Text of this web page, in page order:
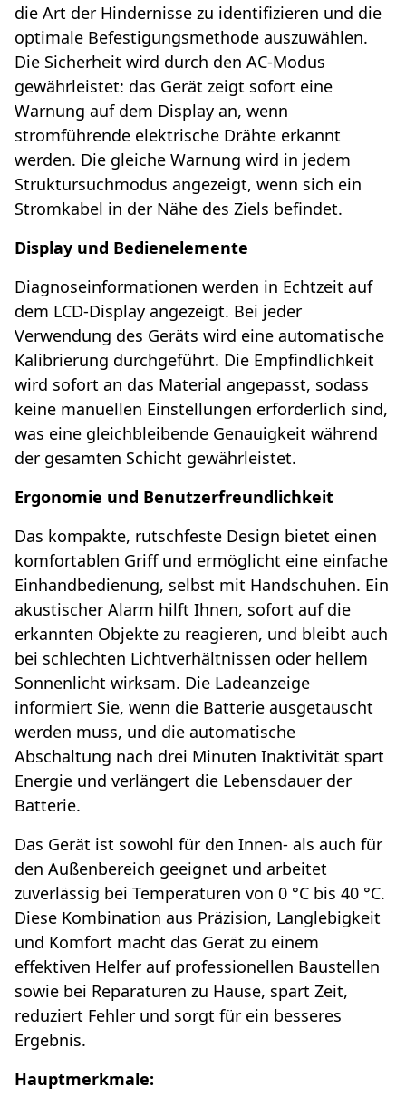
die Art der Hindernisse zu identifizieren und die
optimale Befestigungsmethode auszuwählen.
Die Sicherheit wird durch den AC-Modus
gewährleistet: das Gerät zeigt sofort eine
Warnung auf dem Display an, wenn
stromführende elektrische Drähte erkannt
werden. Die gleiche Warnung wird in jedem
Struktursuchmodus angezeigt, wenn sich ein
Stromkabel in der Nähe des Ziels befindet.
Display und Bedienelemente
Diagnoseinformationen werden in Echtzeit auf
dem LCD-Display angezeigt. Bei jeder
Verwendung des Geräts wird eine automatische
Kalibrierung durchgeführt. Die Empfindlichkeit
wird sofort an das Material angepasst, sodass
keine manuellen Einstellungen erforderlich sind,
was eine gleichbleibende Genauigkeit während
der gesamten Schicht gewährleistet.
Ergonomie und Benutzerfreundlichkeit
Das kompakte, rutschfeste Design bietet einen
komfortablen Griff und ermöglicht eine einfache
Einhandbedienung, selbst mit Handschuhen. Ein
akustischer Alarm hilft Ihnen, sofort auf die
erkannten Objekte zu reagieren, und bleibt auch
bei schlechten Lichtverhältnissen oder hellem
Sonnenlicht wirksam. Die Ladeanzeige
informiert Sie, wenn die Batterie ausgetauscht
werden muss, und die automatische
Abschaltung nach drei Minuten Inaktivität spart
Energie und verlängert die Lebensdauer der
Batterie.
Das Gerät ist sowohl für den Innen- als auch für
den Außenbereich geeignet und arbeitet
zuverlässig bei Temperaturen von 0 °C bis 40 °C.
Diese Kombination aus Präzision, Langlebigkeit
und Komfort macht das Gerät zu einem
effektiven Helfer auf professionellen Baustellen
sowie bei Reparaturen zu Hause, spart Zeit,
reduziert Fehler und sorgt für ein besseres
Ergebnis.
Hauptmerkmale: